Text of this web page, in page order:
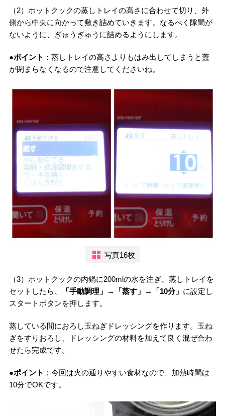
（2）ホットクックの蒸しトレイの高さに合わせて切り、外
側から中央に向かって敷き詰めていきます。なるべく隙間が
ないように、ぎゅうぎゅうに詰めるようにします。
●ポイント ：蒸しトレイの高さよりもはみ出してしまうと蓋
が閉まらなくなるので注意してくださいね。
写真16枚
（3）ホットクックの内鍋に200mlの水を注ぎ、蒸しトレイを
セットしたら、
「手動調理」→「蒸す」→「10分」 に設定し
スタートボタンを押します。
蒸している間におろし玉ねぎドレッシングを作ります。玉ね
ぎをすりおろし、ドレッシングの材料を加えて良く混ぜ合わ
せたら完成です。
●ポイント ：今回は火の通りやすい食材なので、加熱時間は
10分でOKです。